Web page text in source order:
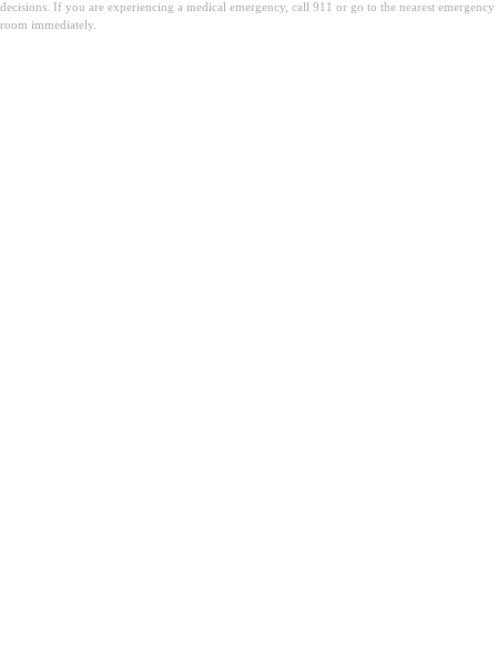
decisions. If you are experiencing a medical emergency, call 911 or go to the nearest emergency
room immediately.